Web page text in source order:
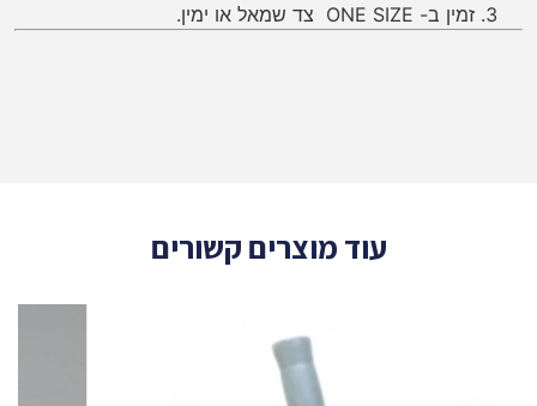
זמין ב- ONE SIZE צד שמאל או ימין.
עוד מוצרים קשורים